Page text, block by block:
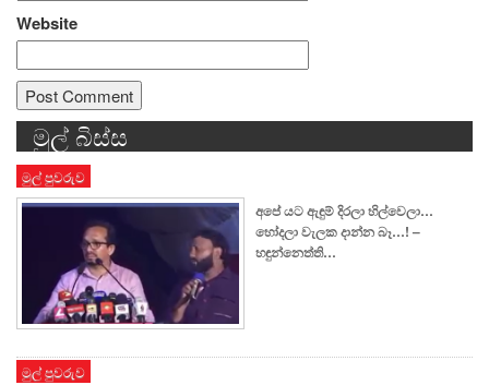
Website
Alternative:
මුල් බිස්ස
මුල් පුවරුව
අපේ යට ඇඳුම් දිරලා හිල්වෙලා…
හෝදලා වැලක දාන්න බෑ…! –
හඳුන්නෙත්ති…
මුල් පුවරුව